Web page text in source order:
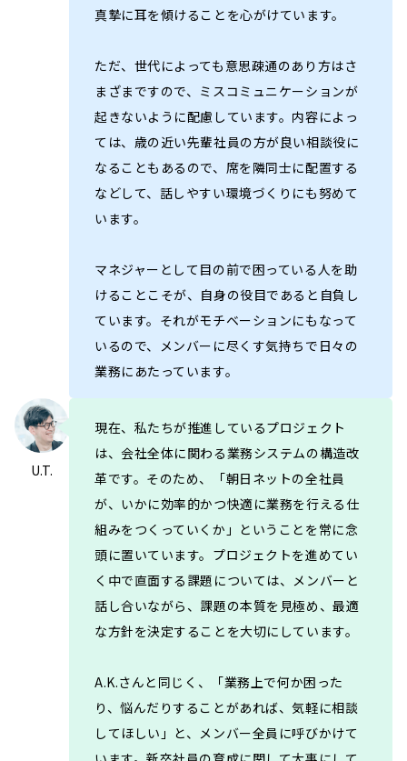
真摯に耳を傾けることを心がけています。
ただ、世代によっても意思疎通のあり方はさ
まざまですので、ミスコミュニケーションが
起きないように配慮しています。内容によっ
ては、歳の近い先輩社員の方が良い相談役に
なることもあるので、席を隣同士に配置する
などして、話しやすい環境づくりにも努めて
います。
マネジャーとして目の前で困っている人を助
けることこそが、自身の役目であると自負し
ています。それがモチベーションにもなって
いるので、メンバーに尽くす気持ちで日々の
業務にあたっています。
U.T.
現在、私たちが推進しているプロジェクト
は、会社全体に関わる業務システムの構造改
革です。そのため、「朝日ネットの全社員
が、いかに効率的かつ快適に業務を行える仕
組みをつくっていくか」ということを常に念
頭に置いています。プロジェクトを進めてい
く中で直面する課題については、メンバーと
話し合いながら、課題の本質を見極め、最適
な方針を決定することを大切にしています。
A.K.さんと同じく、「業務上で何か困った
り、悩んだりすることがあれば、気軽に相談
してほしい」と、メンバー全員に呼びかけて